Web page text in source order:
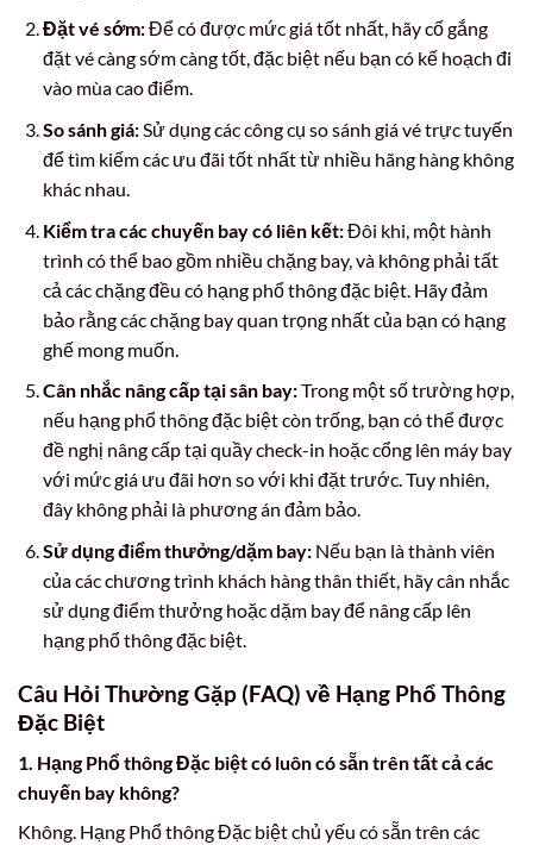
Đặt vé sớm:Để có được mức giá tốt nhất, hãy cố gắng
đặt vé càng sớm càng tốt, đặc biệt nếu bạn có kế hoạch đi
vào mùa cao điểm.
So sánh giá:Sử dụng các công cụ so sánh giá vé trực tuyến
để tìm kiếm các ưu đãi tốt nhất từ nhiều hãng hàng không
khác nhau.
Kiểm tra các chuyến bay có liên kết:Đôi khi, một hành
trình có thể bao gồm nhiều chặng bay, và không phải tất
cả các chặng đều có hạng phổ thông đặc biệt. Hãy đảm
bảo rằng các chặng bay quan trọng nhất của bạn có hạng
ghế mong muốn.
Cân nhắc nâng cấp tại sân bay:Trong một số trường hợp,
nếu hạng phổ thông đặc biệt còn trống, bạn có thể được
đề nghị nâng cấp tại quầy check-in hoặc cổng lên máy bay
với mức giá ưu đãi hơn so với khi đặt trước. Tuy nhiên,
đây không phải là phương án đảm bảo.
Sử dụng điểm thưởng/dặm bay:Nếu bạn là thành viên
của các chương trình khách hàng thân thiết, hãy cân nhắc
sử dụng điểm thưởng hoặc dặm bay để nâng cấp lên
hạng phổ thông đặc biệt.
Câu Hỏi Thường Gặp (FAQ) về Hạng Phổ Thông
Đặc Biệt
1. Hạng Phổ thông Đặc biệt có luôn có sẵn trên tất cả các
chuyến bay không?
Không. Hạng Phổ thông Đặc biệt chủ yếu có sẵn trên các